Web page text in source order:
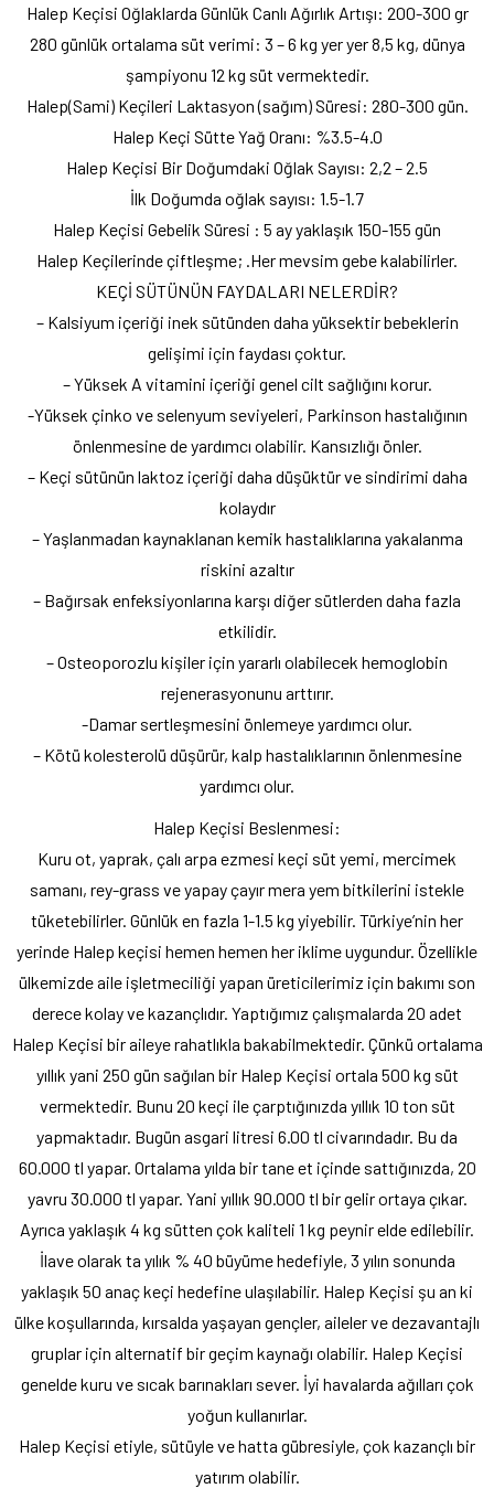
Halep Keçisi Oğlaklarda Günlük Canlı Ağırlık Artışı: 200-300 gr
280 günlük ortalama süt verimi: 3 – 6 kg yer yer 8,5 kg, dünya
şampiyonu 12 kg süt vermektedir.
Halep(Sami) Keçileri Laktasyon (sağım) Süresi: 280-300 gün.
Halep Keçi Sütte Yağ Oranı: %3.5-4.0
Halep Keçisi Bir Doğumdaki Oğlak Sayısı: 2,2 – 2.5
İlk Doğumda oğlak sayısı: 1.5-1.7
Halep Keçisi Gebelik Süresi : 5 ay yaklaşık 150-155 gün
Halep Keçilerinde çiftleşme; .Her mevsim gebe kalabilirler.
KEÇİ SÜTÜNÜN FAYDALARI NELERDİR?
– Kalsiyum içeriği inek sütünden daha yüksektir bebeklerin
gelişimi için faydası çoktur.
– Yüksek A vitamini içeriği genel cilt sağlığını korur.
-Yüksek çinko ve selenyum seviyeleri, Parkinson hastalığının
önlenmesine de yardımcı olabilir. Kansızlığı önler.
– Keçi sütünün laktoz içeriği daha düşüktür ve sindirimi daha
kolaydır
– Yaşlanmadan kaynaklanan kemik hastalıklarına yakalanma
riskini azaltır
– Bağırsak enfeksiyonlarına karşı diğer sütlerden daha fazla
etkilidir.
– Osteoporozlu kişiler için yararlı olabilecek hemoglobin
rejenerasyonunu arttırır.
-Damar sertleşmesini önlemeye yardımcı olur.
– Kötü kolesterolü düşürür, kalp hastalıklarının önlenmesine
yardımcı olur.
Halep Keçisi Beslenmesi:
Kuru ot, yaprak, çalı arpa ezmesi keçi süt yemi, mercimek
samanı, rey-grass ve yapay çayır mera yem bitkilerini istekle
tüketebilirler. Günlük en fazla 1-1.5 kg yiyebilir. Türkiye’nin her
yerinde Halep keçisi hemen hemen her iklime uygundur. Özellikle
ülkemizde aile işletmeciliği yapan üreticilerimiz için bakımı son
derece kolay ve kazançlıdır. Yaptığımız çalışmalarda 20 adet
Halep Keçisi bir aileye rahatlıkla bakabilmektedir. Çünkü ortalama
yıllık yani 250 gün sağılan bir Halep Keçisi ortala 500 kg süt
vermektedir. Bunu 20 keçi ile çarptığınızda yıllık 10 ton süt
yapmaktadır. Bugün asgari litresi 6.00 tl civarındadır. Bu da
60.000 tl yapar. Ortalama yılda bir tane et içinde sattığınızda, 20
yavru 30.000 tl yapar. Yani yıllık 90.000 tl bir gelir ortaya çıkar.
Ayrıca yaklaşık 4 kg sütten çok kaliteli 1 kg peynir elde edilebilir.
İlave olarak ta yılık % 40 büyüme hedefiyle, 3 yılın sonunda
yaklaşık 50 anaç keçi hedefine ulaşılabilir. Halep Keçisi şu an ki
ülke koşullarında, kırsalda yaşayan gençler, aileler ve dezavantajlı
gruplar için alternatif bir geçim kaynağı olabilir. Halep Keçisi
genelde kuru ve sıcak barınakları sever. İyi havalarda ağılları çok
yoğun kullanırlar.
Halep Keçisi etiyle, sütüyle ve hatta gübresiyle, çok kazançlı bir
yatırım olabilir.